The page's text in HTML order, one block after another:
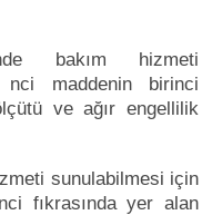
bakım hizmeti
maddenin birinci
ve ağır engellilik
sunulabilmesi için
fıkrasında yer alan